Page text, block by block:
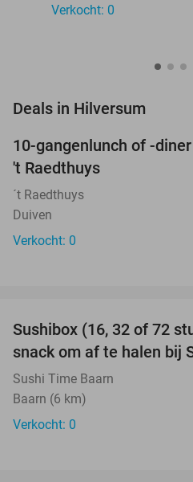
Verkocht: 0
Deals in Hilversum
NEW
TODAY
10-gangenlunch of -
't Raedthuys
´t Raedthuys
Duiven
Verkocht: 0
TODAY
Sushibox (16, 32 of 72
snack om af te halen bij
Sushi Time Baarn
Baarn (6 km)
Verkocht: 0